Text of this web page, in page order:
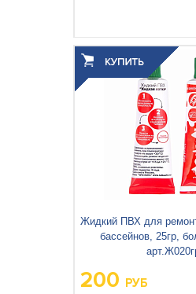
Жидкий ПВХ для
бассейнов, 25гр,
200 РУБ